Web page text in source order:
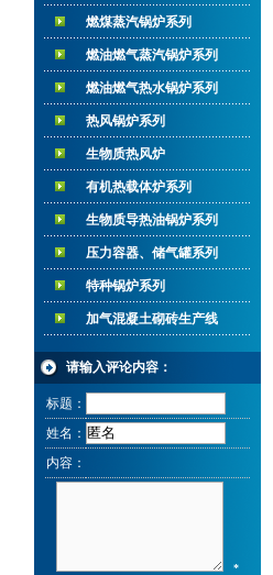
燃煤蒸汽锅炉系列
燃油燃气蒸汽锅炉系列
燃油燃气热水锅炉系列
热风锅炉系列
生物质热风炉
有机热载体炉系列
生物质导热油锅炉系列
压力容器、储气罐系列
特种锅炉系列
加气混凝土砌砖生产线
请输入评论内容：
标题：
姓名：
内容：
*